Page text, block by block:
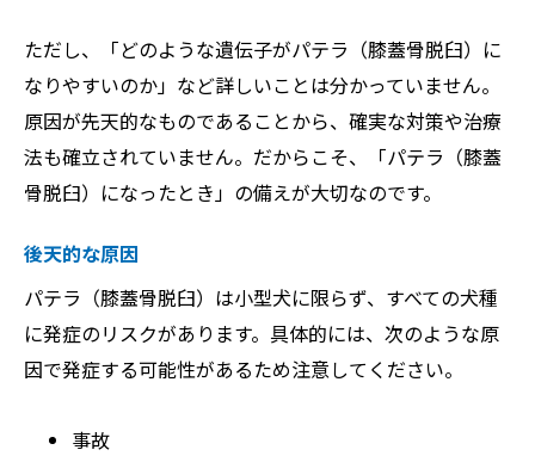
ただし、「どのような遺伝子がパテラ（膝蓋骨脱臼）に
なりやすいのか」など詳しいことは分かっていません。
原因が先天的なものであることから、確実な対策や治療
法も確立されていません。だからこそ、「パテラ（膝蓋
骨脱臼）になったとき」の備えが大切なのです。
後天的な原因
パテラ（膝蓋骨脱臼）は小型犬に限らず、すべての犬種
に発症のリスクがあります。具体的には、次のような原
因で発症する可能性があるため注意してください。
事故